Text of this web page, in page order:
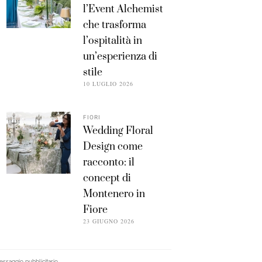
l’Event Alchemist
che trasforma
l’ospitalità in
un’esperienza di
stile
10 LUGLIO 2026
FIORI
Wedding Floral
Design come
racconto: il
concept di
Montenero in
Fiore
23 GIUGNO 2026